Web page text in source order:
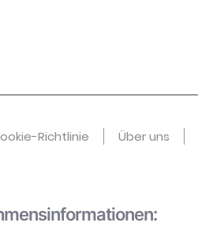
Richtlinie Über uns